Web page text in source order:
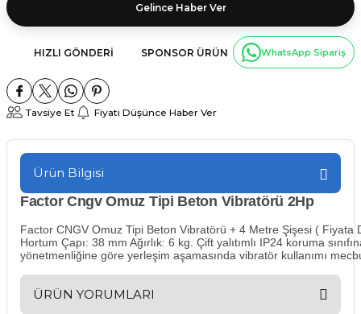
Gelince Haber Ver
HIZLI GÖNDERI SPONSOR ÜRÜN WhatsApp Sipariş
Tavsiye Et Fiyatı Düşünce Haber Ver
Ürün Bilgisi
Factor Cngv Omuz Tipi Beton Vibratörü 2Hp
Factor CNGV Omuz Tipi Beton Vibratörü + 4 Metre Şişesi (
Hortum Çapı: 38 mm Ağırlık: 6 kg. Çift yalıtımlı IP24 koruma
yönetmenliğine göre yerleşim aşamasında vibratör kullanımı
ÜRÜN YORUMLARI